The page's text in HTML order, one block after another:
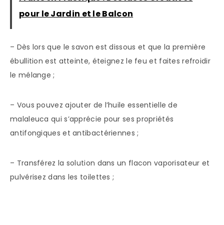
pour le Jardin et le Balcon
– Dès lors que le savon est dissous et que la première
ébullition est atteinte, éteignez le feu et faites refroidir
le mélange ;
– Vous pouvez ajouter de l’huile essentielle de
malaleuca qui s’apprécie pour ses propriétés
antifongiques et antibactériennes ;
– Transférez la solution dans un flacon vaporisateur et
pulvérisez dans les toilettes ;